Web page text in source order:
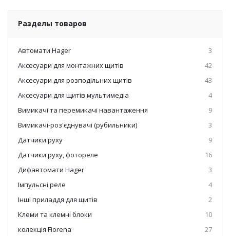
Разделы товаров
Автомати Hager
3
Аксесуари для монтажних щитів
42
Аксесуари для розподільних щитів
43
Аксесуари для щитів мультимедіа
4
Вимикачі та перемикачі навантаження
9
Вимикачі-роз'єднувачі (рубильники)
3
Датчики руху
9
Датчики руху, фотореле
16
Дифавтомати Hager
3
Імпульсні реле
4
Інші приладдя для щитів
2
Клеми та клемні блоки
10
колекція Fiorena
27